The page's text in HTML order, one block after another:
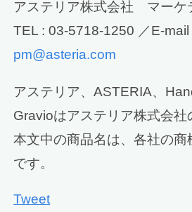
アステリア株式会社 マーケ
TEL : 03-5718-1250 ／E-mail
pm@asteria.com
アステリア、ASTERIA、
Gravioはアステリア株式会社
本文中の商品名は、各社の
です。
Tweet